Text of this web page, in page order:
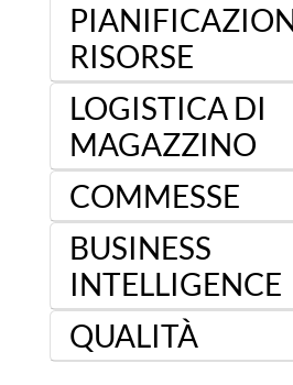
RISORSE
LOGISTICA DI
MAGAZZINO
COMMESSE
BUSINESS
INTELLIGENCE
QUALITÀ